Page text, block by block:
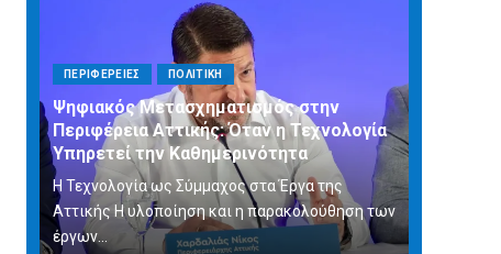
ΠΕΡΙΦΕΡΕΙΕΣ ΠΟΛΙΤΙΚΗ
Ψηφιακός Μετασχηματισμός στην
Περιφέρεια Αττικής: Όταν η Τεχνολογία
Υπηρετεί την Καθημερινότητα
Η Τεχνολογία ως Σύμμαχος στα Έργα της
Αττικής Η υλοποίηση και η παρακολούθηση των
έργων...